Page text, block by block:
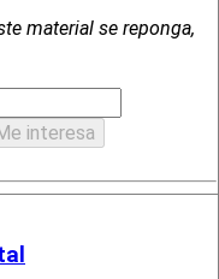
material se reponga,